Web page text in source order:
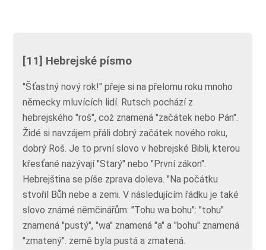
[11] Hebrejské písmo
"Šťastný nový rok!" přeje si na přelomu roku mnoho
německy mluvících lidí. Rutsch pochází z
hebrejského "roš", což znamená "začátek nebo Pán".
Židé si navzájem přáli dobrý začátek nového roku,
dobrý Roš. Je to první slovo v hebrejské Bibli, kterou
křesťané nazývají "Starý" nebo "První zákon".
Hebrejština se píše zprava doleva. "Na počátku
stvořil Bůh nebe a zemi. V následujícím řádku je také
slovo známé němčinářům: "Tohu wa bohu": "tohu"
znamená "pustý", "wa" znamená "a" a "bohu" znamená
"zmatený". země byla pustá a zmatená.